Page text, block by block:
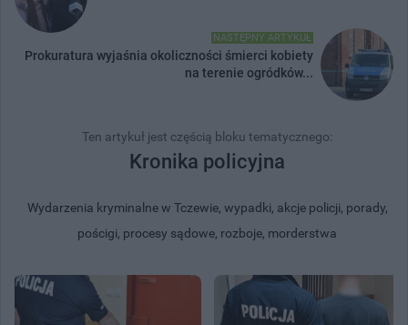
NASTĘPNY ARTYKUŁ
Prokuratura wyjaśnia okoliczności śmierci kobiety
na terenie ogródków...
Ten artykuł jest częścią bloku tematycznego:
Kronika policyjna
Wydarzenia kryminalne w Tczewie, wypadki, akcje policji, porady,
pościgi, procesy sądowe, rozboje, morderstwa